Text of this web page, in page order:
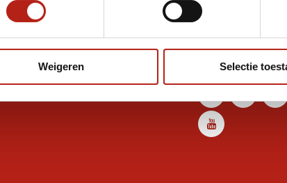
Weigeren Selectie
verzending v.a €75
op je vraag?
de chat, en we helpen je graag
Volg ons